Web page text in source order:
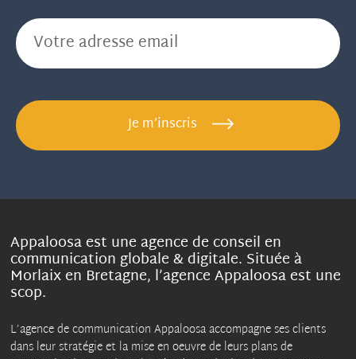
E-mail*
Je m’inscris
Appaloosa est une agence de conseil en
communication globale & digitale. Située à
Morlaix en Bretagne, l’agence Appaloosa est une
scop.
L’agence de communication Appaloosa accompagne ses clients
dans leur stratégie et la mise en oeuvre de leurs plans de